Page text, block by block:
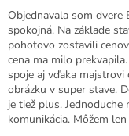
Objednavala som dvere
spokojná. Na základe
pohotovo zostavili
cena ma milo
spoje aj vďaka majstrovi
obrázku v super stave.
je tiež plus.
komunikácia. Môžem